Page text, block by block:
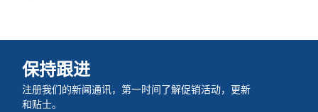
保持跟进
注册我们的新闻通讯，第一时间了解促销活动，更新
和贴士。